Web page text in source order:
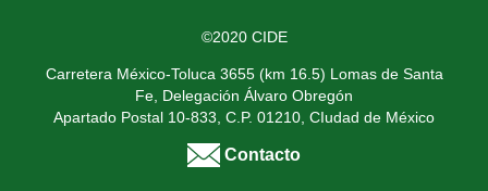
©2020 CIDE
Carretera México-Toluca 3655 (km 16.5) Lomas de Santa
Fe, Delegación Álvaro Obregón
Apartado Postal 10-833, C.P. 01210, CIudad de México
Contacto